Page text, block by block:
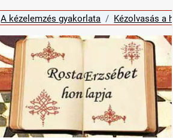
A kézelemzés gyakorlata Kézolvasás a